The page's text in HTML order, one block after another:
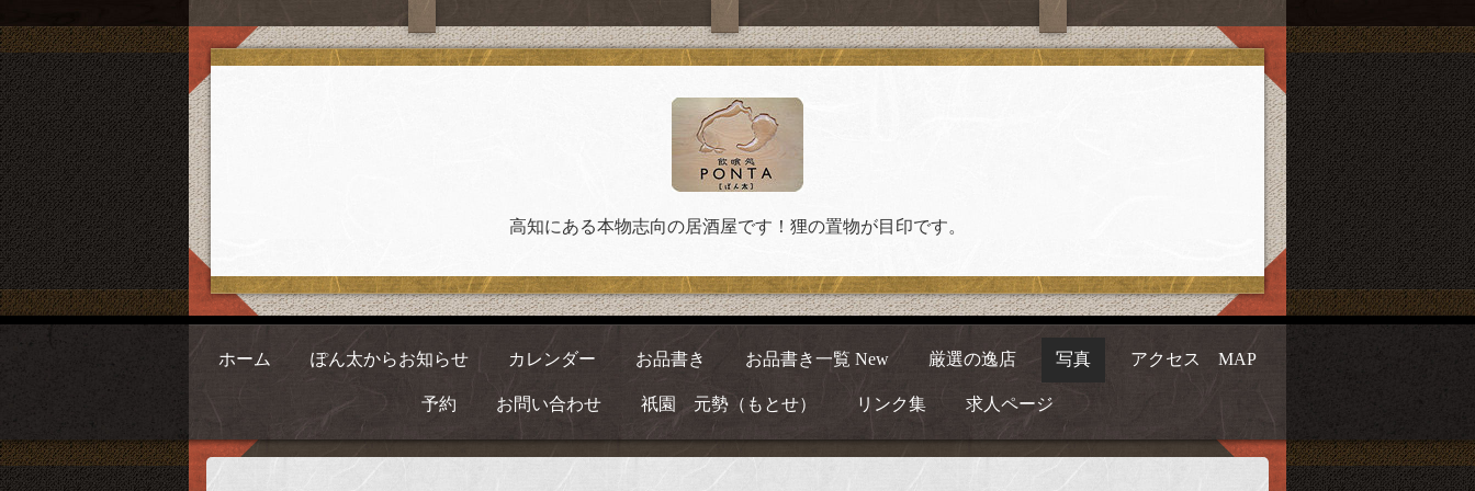
高知にある本物志向の居酒屋です！狸の置物が目印です。
ホーム ぽん太からお知らせ カレンダー お品書き お品書き一覧 New 厳選の逸店 写真 アクセス MAP
予約 お問い合わせ 祇園 元勢（もとせ） リンク集 求人ページ